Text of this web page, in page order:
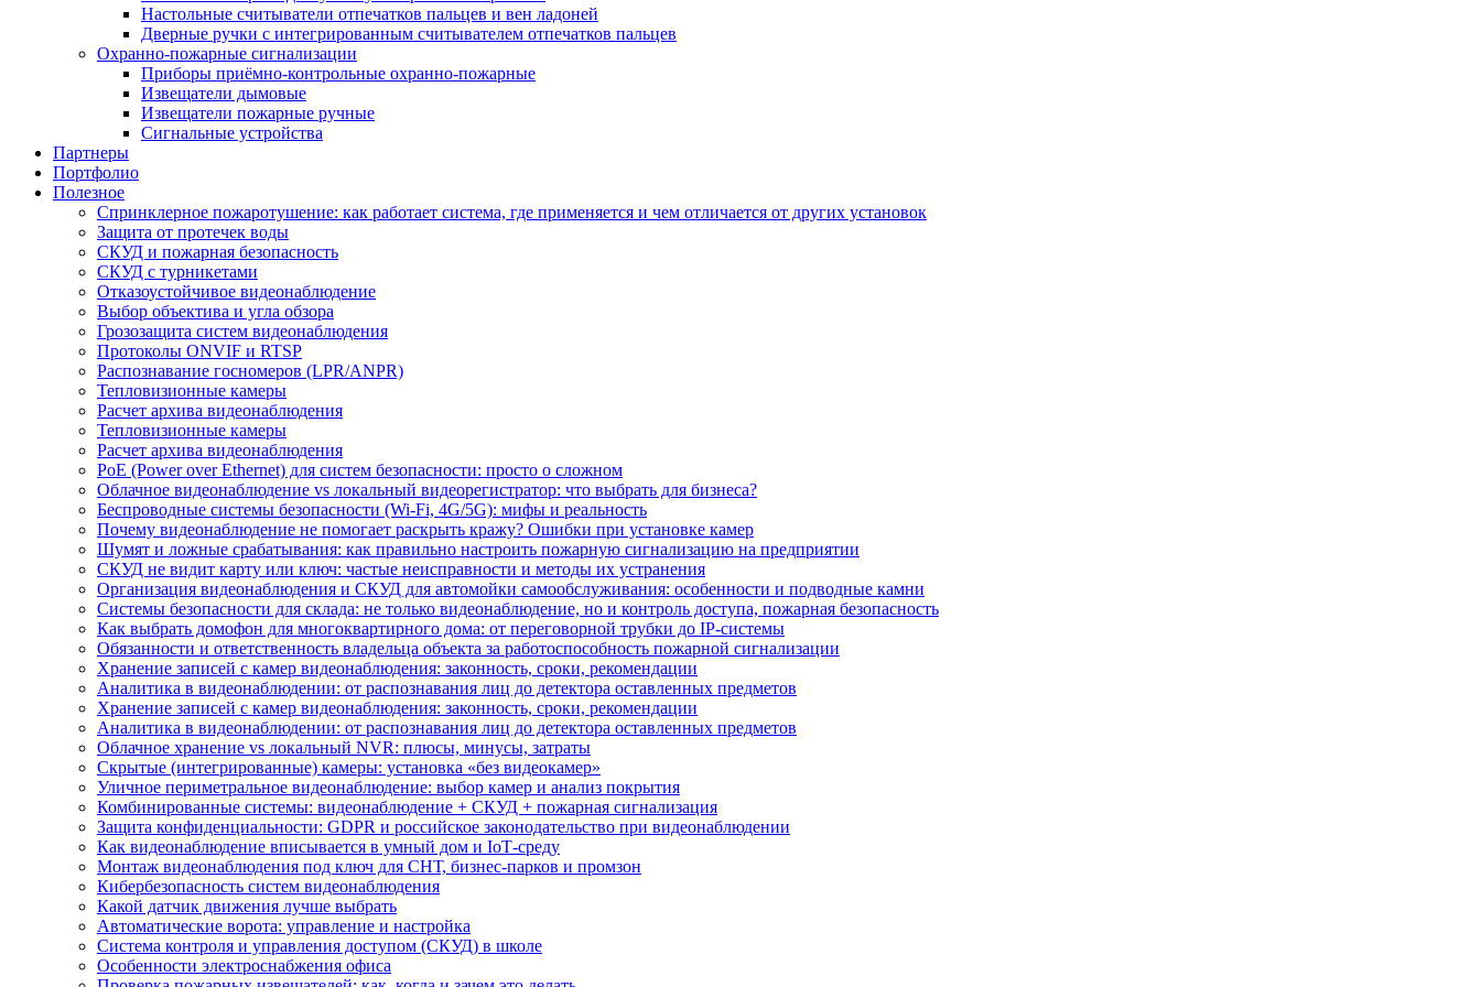
Настольные считыватели отпечатков пальцев и вен ладоней
Дверные ручки с интегрированным считывателем отпечатков пальцев
Охранно-пожарные сигнализации
Приборы приёмно-контрольные охранно-пожарные
Извещатели дымовые
Извещатели пожарные ручные
Сигнальные устройства
Партнеры
Портфолио
Полезное
Спринклерное пожаротушение: как работает система, где применяется и чем отличается от других установок
Защита от протечек воды
СКУД и пожарная безопасность
СКУД с турникетами
Отказоустойчивое видеонаблюдение
Выбор объектива и угла обзора
Грозозащита систем видеонаблюдения
Протоколы ONVIF и RTSP
Распознавание госномеров (LPR/ANPR)
Тепловизионные камеры
Расчет архива видеонаблюдения
Тепловизионные камеры
Расчет архива видеонаблюдения
PoE (Power over Ethernet) для систем безопасности: просто о сложном
Облачное видеонаблюдение vs локальный видеорегистратор: что выбрать для бизнеса?
Беспроводные системы безопасности (Wi-Fi, 4G/5G): мифы и реальность
Почему видеонаблюдение не помогает раскрыть кражу? Ошибки при установке камер
Шумят и ложные срабатывания: как правильно настроить пожарную сигнализацию на предприятии
СКУД не видит карту или ключ: частые неисправности и методы их устранения
Организация видеонаблюдения и СКУД для автомойки самообслуживания: особенности и подводные камни
Системы безопасности для склада: не только видеонаблюдение, но и контроль доступа, пожарная безопасность
Как выбрать домофон для многоквартирного дома: от переговорной трубки до IP-системы
Обязанности и ответственность владельца объекта за работоспособность пожарной сигнализации
Хранение записей с камер видеонаблюдения: законность, сроки, рекомендации
Аналитика в видеонаблюдении: от распознавания лиц до детектора оставленных предметов
Хранение записей с камер видеонаблюдения: законность, сроки, рекомендации
Аналитика в видеонаблюдении: от распознавания лиц до детектора оставленных предметов
Облачное хранение vs локальный NVR: плюсы, минусы, затраты
Скрытые (интегрированные) камеры: установка «без видеокамер»
Уличное периметральное видеонаблюдение: выбор камер и анализ покрытия
Комбинированные системы: видеонаблюдение + СКУД + пожарная сигнализация
Защита конфиденциальности: GDPR и российское законодательство при видеонаблюдении
Как видеонаблюдение вписывается в умный дом и IoT‑среду
Монтаж видеонаблюдения под ключ для СНТ, бизнес‑парков и промзон
Кибербезопасность систем видеонаблюдения
Какой датчик движения лучше выбрать
Автоматические ворота: управление и настройка
Система контроля и управления доступом (СКУД) в школе
Особенности электроснабжения офиса